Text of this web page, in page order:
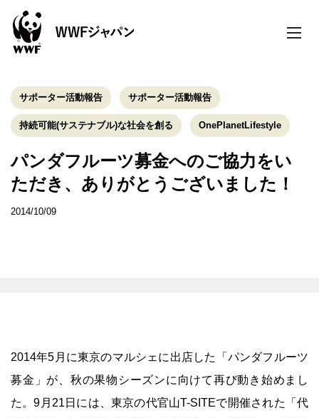
toggle
サポーター活動報告 サポーター活動報告
持続可能(サステナブル)な社会を創る OnePlanetLifestyle
パンダフルーツ募金へのご協力をい
ただき、ありがとうございました！
2014/10/09
2014年5月に東京のマルシェに出店した「パンダフルーツ
募金」が、秋の果物シーズンに向けて再び動き始めまし
た。9月21日には、東京の代官山T-SITEで開催された「代